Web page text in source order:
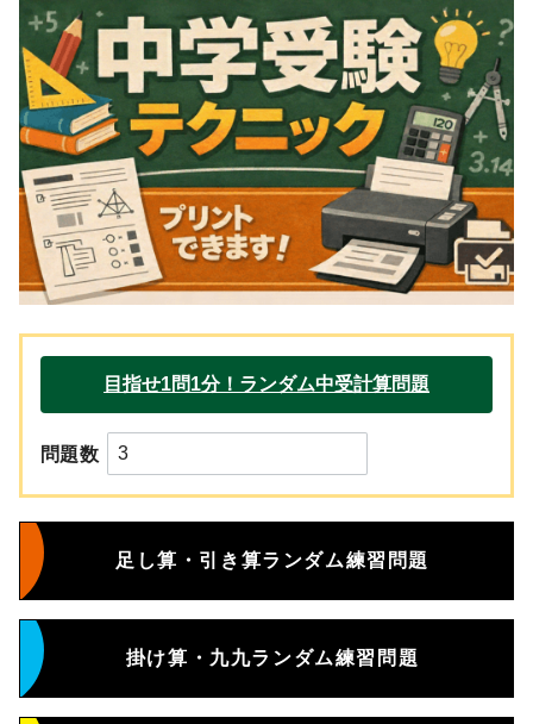
問題数
足し算・引き算ランダム練習問題
掛け算・九九ランダム練習問題